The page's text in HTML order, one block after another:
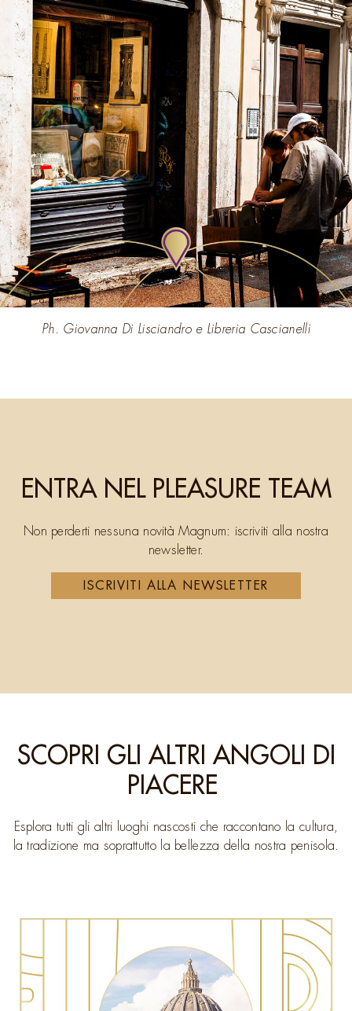
Ph. Giovanna Di Lisciandro e Libreria Cascianelli
ENTRA NEL PLEASURE TEAM
Non perderti nessuna novità Magnum: iscriviti alla nostra
newsletter.
ISCRIVITI ALLA NEWSLETTER
SCOPRI GLI ALTRI ANGOLI DI
PIACERE
Esplora tutti gli altri luoghi nascosti che raccontano la cultura,
la tradizione ma soprattutto la bellezza della nostra penisola.